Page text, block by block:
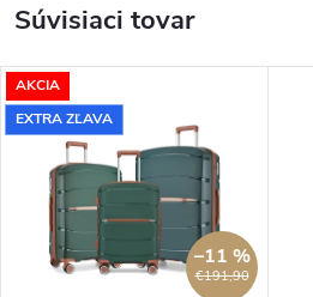
Súvisiaci tovar
AKCIA
EXTRA ZĽAVA
€191,90
–11 %